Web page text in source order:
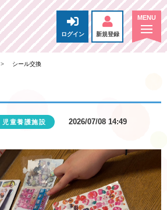
ログイン 新規登録
シール交換
児童養護施設 2026/07/08 14:49